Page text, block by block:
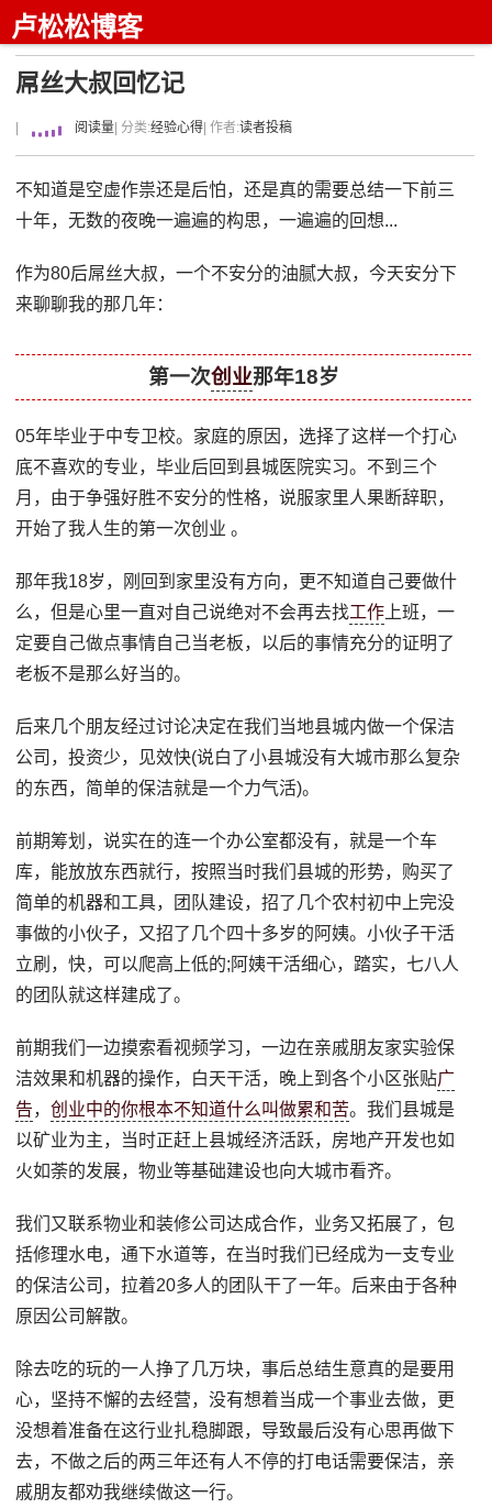
卢松松博客
屌丝大叔回忆记
阅读量 | 分类:经验心得 | 作者:读者投稿
不知道是空虚作祟还是后怕，还是真的需要总结一下前三
十年，无数的夜晚一遍遍的构思，一遍遍的回想...
作为80后屌丝大叔，一个不安分的油腻大叔，今天安分下
来聊聊我的那几年：
第一次创业那年18岁
05年毕业于中专卫校。家庭的原因，选择了这样一个打心
底不喜欢的专业，毕业后回到县城医院实习。不到三个
月，由于争强好胜不安分的性格，说服家里人果断辞职，
开始了我人生的第一次创业 。
那年我18岁，刚回到家里没有方向，更不知道自己要做什
么，但是心里一直对自己说绝对不会再去找工作 上班，一
定要自己做点事情自己当老板，以后的事情充分的证明了
老板不是那么好当的。
后来几个朋友经过讨论决定在我们当地县城内做一个保洁
公司，投资少，见效快(说白了小县城没有大城市那么复杂
的东西，简单的保洁就是一个力气活)。
前期筹划，说实在的连一个办公室都没有，就是一个车
库，能放放东西就行，按照当时我们县城的形势，购买了
简单的机器和工具，团队建设，招了几个农村初中上完没
事做的小伙子，又招了几个四十多岁的阿姨。小伙子干活
立刷，快，可以爬高上低的;阿姨干活细心，踏实，七八人
的团队就这样建成了。
前期我们一边摸索看视频学习，一边在亲戚朋友家实验保
洁效果和机器的操作，白天干活，晚上到各个小区张贴广
告，创业中的你根本不知道什么叫做累和苦。我们县城是
以矿业为主，当时正赶上县城经济活跃，房地产开发也如
火如荼的发展，物业等基础建设也向大城市看齐。
我们又联系物业和装修公司达成合作，业务又拓展了，包
括修理水电，通下水道等，在当时我们已经成为一支专业
的保洁公司，拉着20多人的团队干了一年。后来由于各种
原因公司解散。
除去吃的玩的一人挣了几万块，事后总结生意真的是要用
心，坚持不懈的去经营，没有想着当成一个事业去做，更
没想着准备在这行业扎稳脚跟，导致最后没有心思再做下
去，不做之后的两三年还有人不停的打电话需要保洁，亲
戚朋友都劝我继续做这一行。